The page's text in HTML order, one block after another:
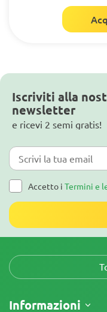
Iscriviti alla
newsletter
e ricevi 2 semi gratis!
Accetto i Termini e
Informazioni